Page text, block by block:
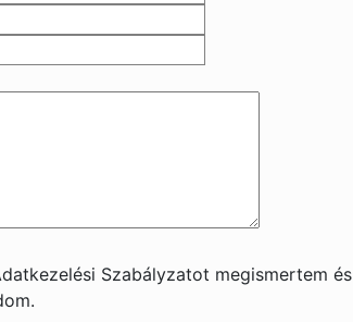
Szabályzatot megismertem és